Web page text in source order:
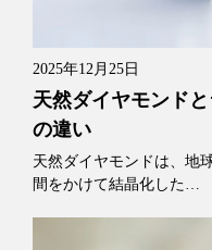
2025年12月25日
天然ダイヤモンド
の違い
天然ダイヤモンドは、地
間をかけて結晶化した…